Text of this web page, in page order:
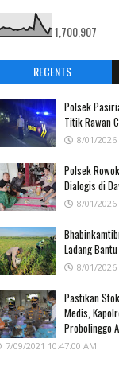
1,700,907
RECENTS
Polsek
Titik Rawan
8/01/2026
Polsek
Dialogis di
8/01/2026
Ladang
8/01/2026
Pastikan
Medis,
Probolinggo
7/09/2021 10:47:00 AM